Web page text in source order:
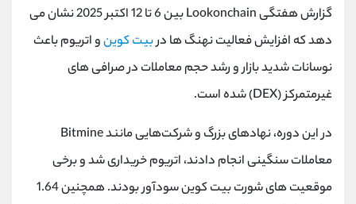
گزارش هفتگی Lookonchain بین 6 تا 12 اکتبر 2025 نشان می
دهد که افزایش فعالیت نهنگ ها دربیت کوینو اتریوم باعث
نوسانات شدید بازار و رشد حجم معاملات در صرافی های
غیرمتمرکز (DEX) شده است.
در این دوره، نهادهای بزرگ و شرکت‌هایی مانند Bitmine
معاملات سنگینی انجام دادند، اتریوم خریداری شد و برخی
موقعیت های شورت بیت کوین سودآور بودند. همچنین 1.64
تلفن 021-22021030
بدون پیش شماره 90001030
اینستاگرام @alireza.mehrabii
کانال تلگرام